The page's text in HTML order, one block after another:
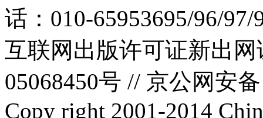
话：010-65953695/96/
互联网出版许可证新出
05068450号 // 京公网安
Copy right 2001-2014